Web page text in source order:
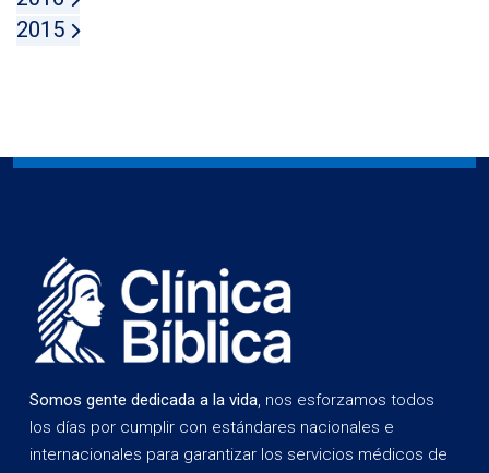
2015
Somos gente dedicada a la vida, nos esforzamos todos
los días por cumplir con estándares nacionales e
internacionales para garantizar los servicios médicos de